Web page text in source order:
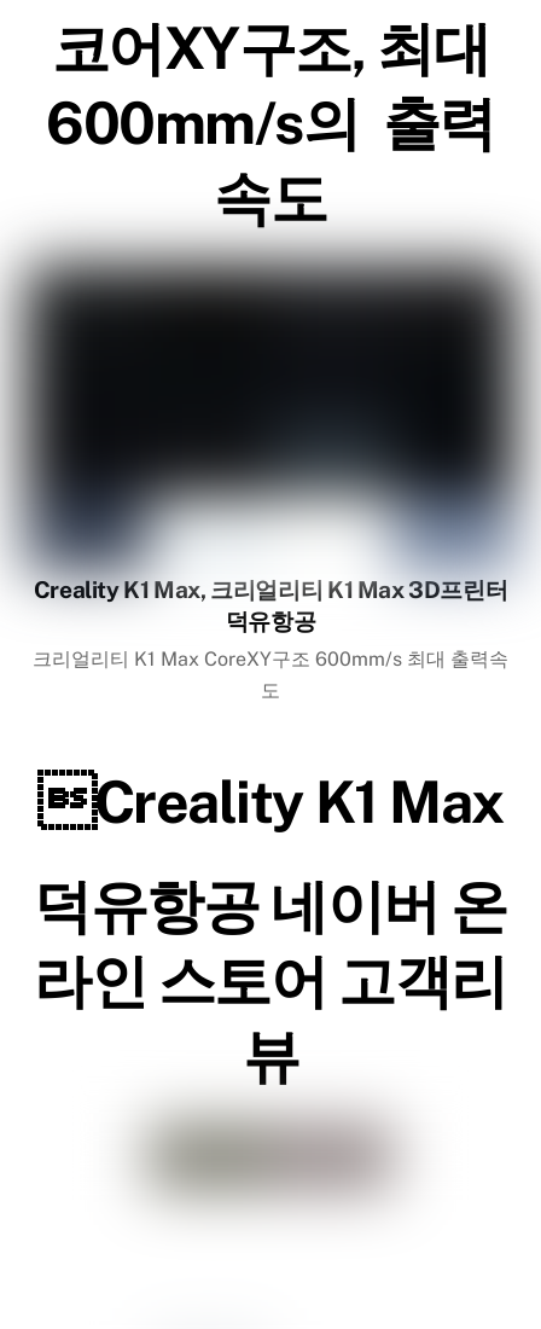
코어XY구조, 최대
600mm/s의 출력
속도
Creality K1 Max, 크리얼리티 K1 Max 3D프린터
덕유항공
크리얼리티 K1 Max CoreXY구조 600mm/s 최대 출력속
도
Creality K1 Max
덕유항공 네이버 온
라인 스토어 고객리
뷰